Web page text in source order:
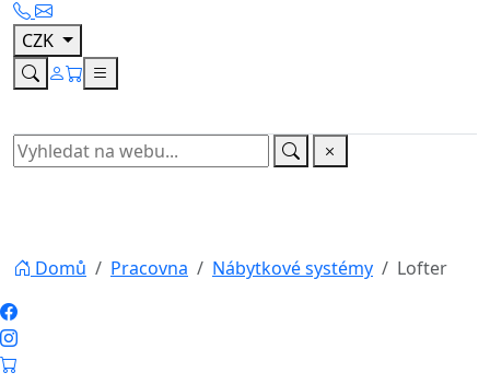
Všechny filtry
Rozměry
Výrobce